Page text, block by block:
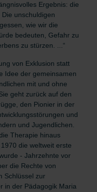
Ergebnis: die
unschuldigen
wie wir die
bedeuten, Gefahr zu
zu stürzen. ...“
von Exklusion statt
Idee der gemeinsamen
mit und ohne
geht zurück auf den
den Pionier in der
und
und Jugendlichen.
Therapie hinaus
die weltweit erste
- Jahrzehnte vor
die Rechte von
Schlüssel zur
in der Pädagogik Maria